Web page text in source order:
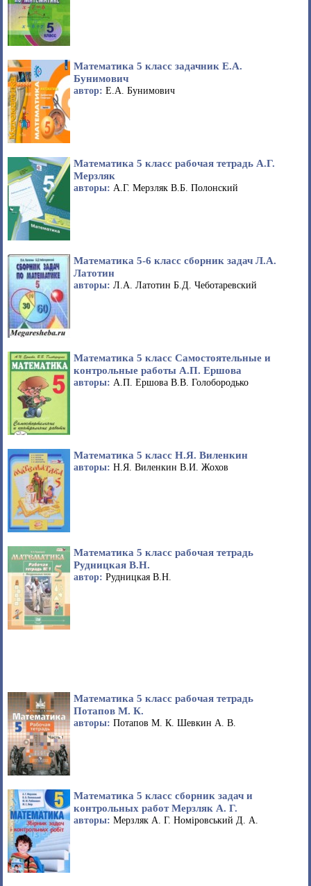
Математика 5 класс задачник Е.А.
Бунимович
автор: Е.А. Бунимович
Математика 5 класс рабочая тетрадь А.Г.
Мерзляк
авторы: А.Г. Мерзляк В.Б. Полонский
Математика 5-6 класс сборник задач Л.А.
Латотин
авторы: Л.А. Латотин Б.Д. Чеботаревский
Математика 5 класс Самостоятельные и
контрольные работы А.П. Ершова
авторы: А.П. Ершова В.В. Голобородько
Математика 5 класс Н.Я. Виленкин
авторы: Н.Я. Виленкин В.И. Жохов
Математика 5 класс рабочая тетрадь
Рудницкая В.Н.
автор: Рудницкая В.Н.
Математика 5 класс рабочая тетрадь
Потапов М. К.
авторы: Потапов М. К. Шевкин А. В.
Математика 5 класс сборник задач и
контрольных работ Мерзляк А. Г.
авторы: Мерзляк А. Г. Номіровський Д. А.